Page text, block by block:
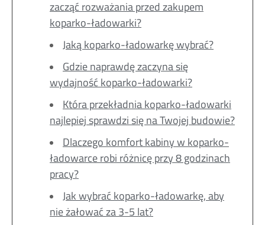
zacząć rozważania przed zakupem
koparko-ładowarki?
Jaką koparko-ładowarkę wybrać?
Gdzie naprawdę zaczyna się
wydajność koparko-ładowarki?
Która przekładnia koparko-ładowarki
najlepiej sprawdzi się na Twojej budowie?
Dlaczego komfort kabiny w koparko-
ładowarce robi różnicę przy 8 godzinach
pracy?
Jak wybrać koparko-ładowarkę, aby
nie żałować za 3-5 lat?